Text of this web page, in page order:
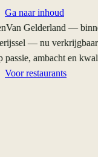
Ga naar inhoud
Gelderland —
— nu verkrijgbaar
ambacht en
Voor restaurants